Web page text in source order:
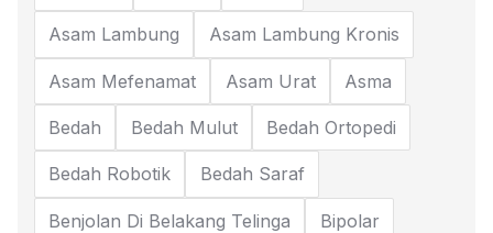
Asam Lambung Asam Lambung Kronis
Asam Mefenamat Asam Urat Asma
Bedah Bedah Mulut Bedah Ortopedi
Bedah Robotik Bedah Saraf
Benjolan Di Belakang Telinga Bipolar